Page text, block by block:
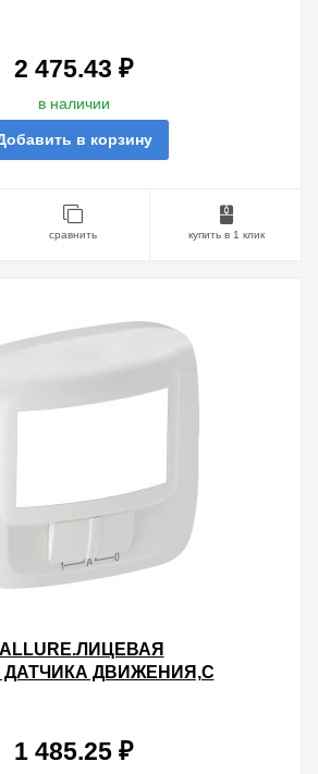
2 475.43 ₽
в наличии
в корзину
сравнить купить в 1 клик
ALLURE.ЛИЦЕВАЯ
ДАТЧИКА ДВИЖЕНИЯ,С
1 485.25 ₽